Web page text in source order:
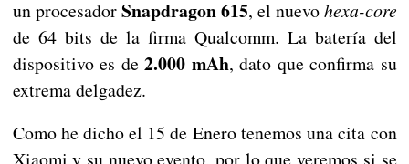
un procesadorSnapdragon 615, el nuevohexa-core
de 64 bits de la firma Qualcomm. La batería del
dispositivo es de 2.000 mAh, dato que confirma su
extrema delgadez.
Como he dicho el 15 de Enero tenemos una cita con